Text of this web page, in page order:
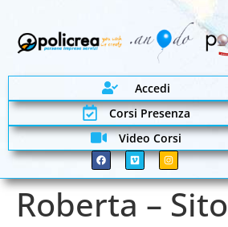
Accedi
Corsi Presenza
Video Corsi
Roberta – Sito